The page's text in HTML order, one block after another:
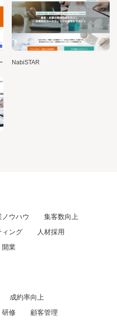
NabiSTAR
ノウハウ
集客数向上
ィング
人材採用
開業
成約率向上
研修
顧客管理